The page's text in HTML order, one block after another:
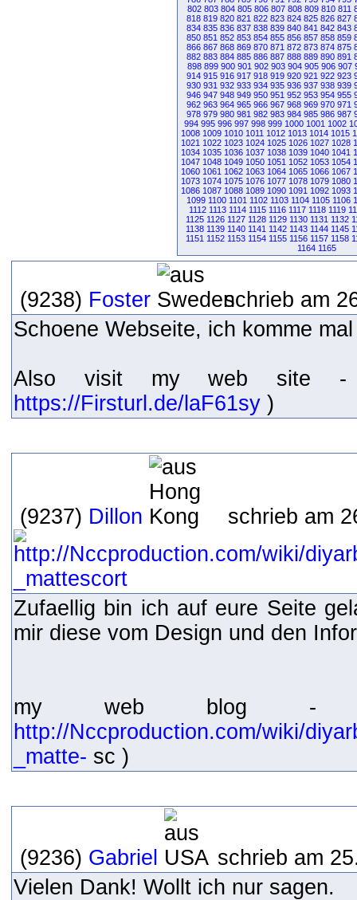
802 803 804 805 806 807 808 809 810 811
818 819 820 821 822 823 824 825 826 827
834 835 836 837 838 839 840 841 842 843
850 851 852 853 854 855 856 857 858 859
866 867 868 869 870 871 872 873 874 875
882 883 884 885 886 887 888 889 890 891
898 899 900 901 902 903 904 905 906 907
914 915 916 917 918 919 920 921 922 923
930 931 932 933 934 935 936 937 938 939
946 947 948 949 950 951 952 953 954 955
962 963 964 965 966 967 968 969 970 971
978 979 980 981 982 983 984 985 986 987
994 995 996 997 998 999 1000 1001 1002
1008 1009 1010 1011 1012 1013 1014 1015
1021 1022 1023 1024 1025 1026 1027 1028
1034 1035 1036 1037 1038 1039 1040 1041
1047 1048 1049 1050 1051 1052 1053 1054
1060 1061 1062 1063 1064 1065 1066 1067
1073 1074 1075 1076 1077 1078 1079 1080
1086 1087 1088 1089 1090 1091 1092 1093
1099 1100 1101 1102 1103 1104 1105 1106
1112 1113 1114 1115 1116 1117 1118 1119
1125 1126 1127 1128 1129 1130 1131 1132
1138 1139 1140 1141 1142 1143 1144 1145
1151 1152 1153 1154 1155 1156 1157 1158
1164 1165
(9238) Foster
schrieb am
Schoene Webseite, ich komme
Also visit my web site
https://Firsturl.de/laF61sy )
(9237) Dillon schrieb am
Zufaellig bin ich auf eure Seite
mir diese vom Design und den
my web blog -
http://Nccproduction.com/wiki/
_matte- sc )
(9236) Gabriel
schrieb am
Vielen Dank! Wollt ich nur sagen.